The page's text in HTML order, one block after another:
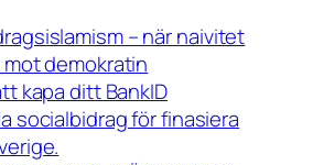
– när naivitet
demokratin
kapa ditt BankID
socialbidrag för finasiera